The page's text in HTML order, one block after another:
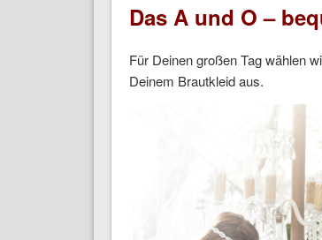
Das A und O –
Für Deinen großen Tag wählen
Deinem Brautkleid aus.